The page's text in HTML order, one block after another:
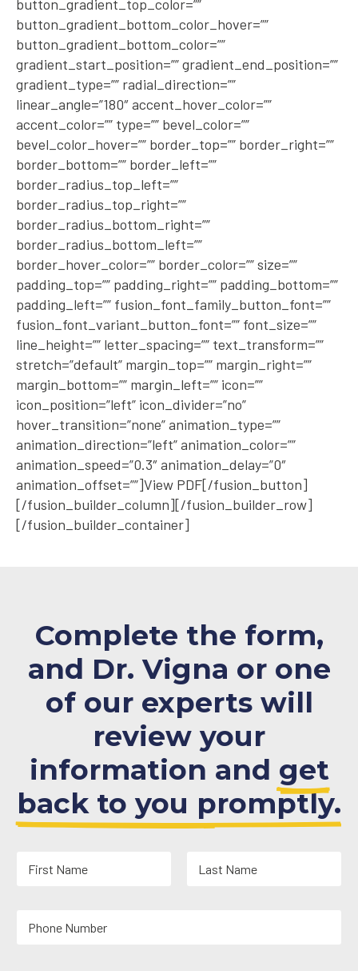
button_gradient_top_color=””
button_gradient_bottom_color_hover=””
button_gradient_bottom_color=””
gradient_start_position=”” gradient_end_position=””
gradient_type=”” radial_direction=””
linear_angle=”180″ accent_hover_color=””
accent_color=”” type=”” bevel_color=””
bevel_color_hover=”” border_top=”” border_right=””
border_bottom=”” border_left=””
border_radius_top_left=””
border_radius_top_right=””
border_radius_bottom_right=””
border_radius_bottom_left=””
border_hover_color=”” border_color=”” size=””
padding_top=”” padding_right=”” padding_bottom=””
padding_left=”” fusion_font_family_button_font=””
fusion_font_variant_button_font=”” font_size=””
line_height=”” letter_spacing=”” text_transform=””
stretch=”default” margin_top=”” margin_right=””
margin_bottom=”” margin_left=”” icon=””
icon_position=”left” icon_divider=”no”
hover_transition=”none” animation_type=””
animation_direction=”left” animation_color=””
animation_speed=”0.3″ animation_delay=”0″
animation_offset=””]View PDF[/fusion_button]
[/fusion_builder_column][/fusion_builder_row]
[/fusion_builder_container]
Complete the form,
and Dr. Vigna or one
of our experts will
review your
information and get
back to you promptly.